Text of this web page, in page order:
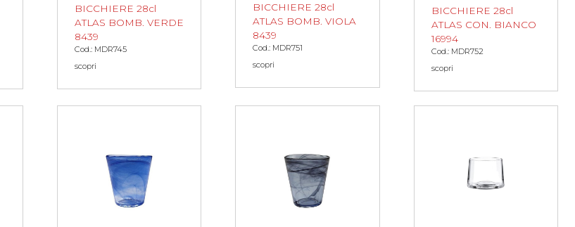
BICCHIERE 28cl
ATLAS BOMB. VERDE
8439
Cod.: MDR745
scopri
BICCHIERE 28cl
ATLAS BOMB. VIOLA
8439
Cod.: MDR751
scopri
BICCHIERE 28cl
ATLAS CON. BIANCO
16994
Cod.: MDR752
scopri